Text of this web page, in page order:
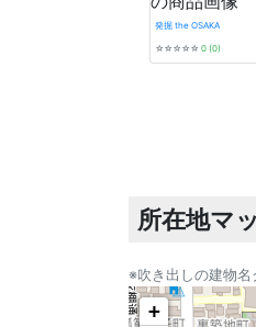
発掘 the OSAKA
☆☆☆☆☆ 0 (0)
所在地マ
※吹き出しの建物
+